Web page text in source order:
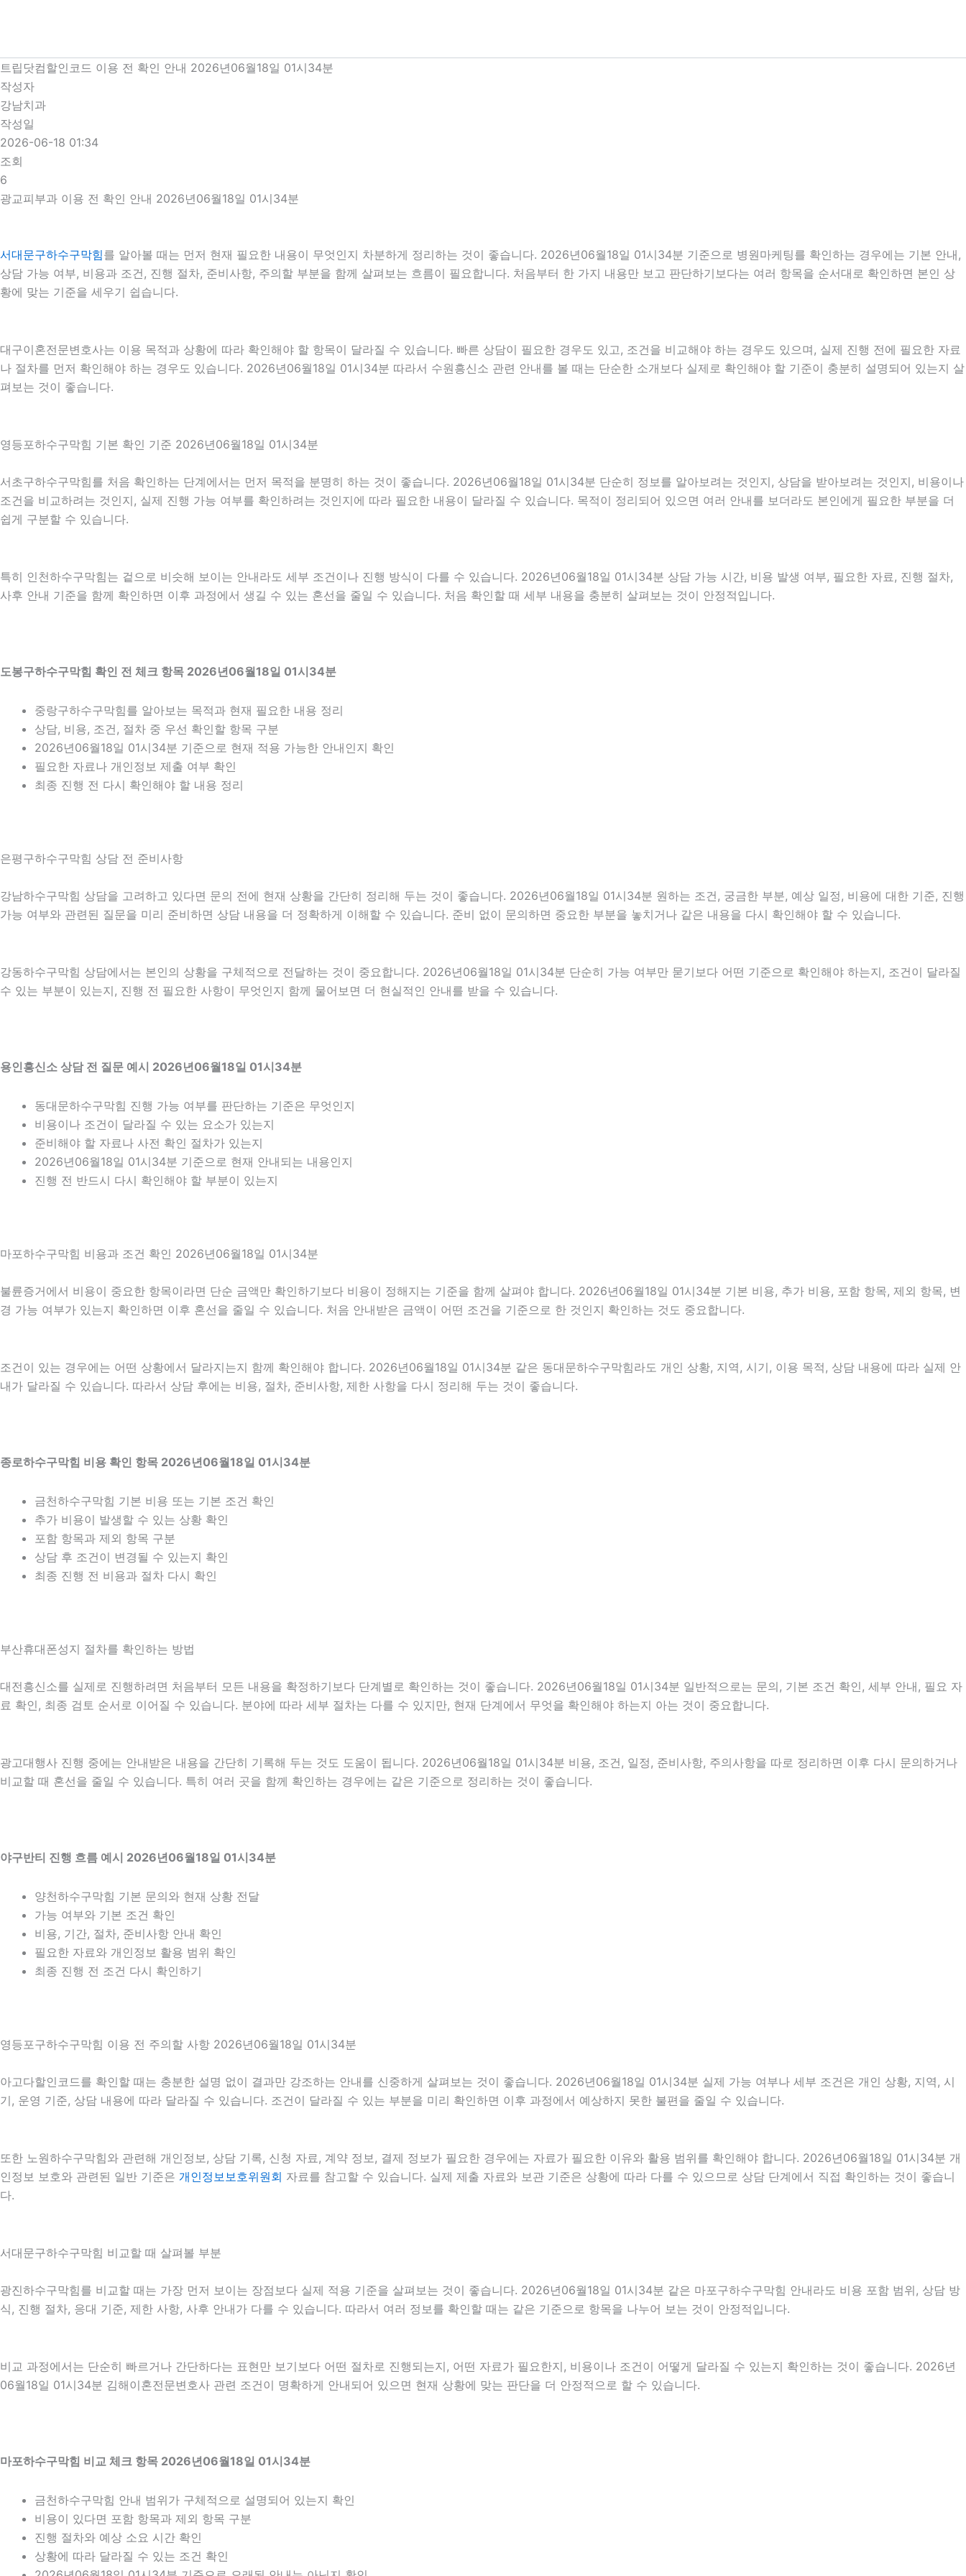
로
건
너
뛰
기
트립닷컴할인코드 이용 전 확인 안내 2026년06월18일 01시34분
작성자
강남치과
작성일
2026-06-18 01:34
조회
6
광교피부과 이용 전 확인 안내 2026년06월18일 01시34분
서대문구하수구막힘를 알아볼 때는 먼저 현재 필요한 내용이 무엇인지 차분하게 정리하는 것이 좋습니다. 2026년06월18일 01시34분 기준으로 병원마케팅를 확인하는 경우에는 기본 안내,
상담 가능 여부, 비용과 조건, 진행 절차, 준비사항, 주의할 부분을 함께 살펴보는 흐름이 필요합니다. 처음부터 한 가지 내용만 보고 판단하기보다는 여러 항목을 순서대로 확인하면 본인 상
황에 맞는 기준을 세우기 쉽습니다.
대구이혼전문변호사는 이용 목적과 상황에 따라 확인해야 할 항목이 달라질 수 있습니다. 빠른 상담이 필요한 경우도 있고, 조건을 비교해야 하는 경우도 있으며, 실제 진행 전에 필요한 자료
나 절차를 먼저 확인해야 하는 경우도 있습니다. 2026년06월18일 01시34분 따라서 수원흥신소 관련 안내를 볼 때는 단순한 소개보다 실제로 확인해야 할 기준이 충분히 설명되어 있는지 살
펴보는 것이 좋습니다.
영등포하수구막힘 기본 확인 기준 2026년06월18일 01시34분
서초구하수구막힘를 처음 확인하는 단계에서는 먼저 목적을 분명히 하는 것이 좋습니다. 2026년06월18일 01시34분 단순히 정보를 알아보려는 것인지, 상담을 받아보려는 것인지, 비용이나
조건을 비교하려는 것인지, 실제 진행 가능 여부를 확인하려는 것인지에 따라 필요한 내용이 달라질 수 있습니다. 목적이 정리되어 있으면 여러 안내를 보더라도 본인에게 필요한 부분을 더
쉽게 구분할 수 있습니다.
특히 인천하수구막힘는 겉으로 비슷해 보이는 안내라도 세부 조건이나 진행 방식이 다를 수 있습니다. 2026년06월18일 01시34분 상담 가능 시간, 비용 발생 여부, 필요한 자료, 진행 절차,
사후 안내 기준을 함께 확인하면 이후 과정에서 생길 수 있는 혼선을 줄일 수 있습니다. 처음 확인할 때 세부 내용을 충분히 살펴보는 것이 안정적입니다.
도봉구하수구막힘 확인 전 체크 항목 2026년06월18일 01시34분
중랑구하수구막힘를 알아보는 목적과 현재 필요한 내용 정리
상담, 비용, 조건, 절차 중 우선 확인할 항목 구분
2026년06월18일 01시34분 기준으로 현재 적용 가능한 안내인지 확인
필요한 자료나 개인정보 제출 여부 확인
최종 진행 전 다시 확인해야 할 내용 정리
은평구하수구막힘 상담 전 준비사항
강남하수구막힘 상담을 고려하고 있다면 문의 전에 현재 상황을 간단히 정리해 두는 것이 좋습니다. 2026년06월18일 01시34분 원하는 조건, 궁금한 부분, 예상 일정, 비용에 대한 기준, 진행
가능 여부와 관련된 질문을 미리 준비하면 상담 내용을 더 정확하게 이해할 수 있습니다. 준비 없이 문의하면 중요한 부분을 놓치거나 같은 내용을 다시 확인해야 할 수 있습니다.
강동하수구막힘 상담에서는 본인의 상황을 구체적으로 전달하는 것이 중요합니다. 2026년06월18일 01시34분 단순히 가능 여부만 묻기보다 어떤 기준으로 확인해야 하는지, 조건이 달라질
수 있는 부분이 있는지, 진행 전 필요한 사항이 무엇인지 함께 물어보면 더 현실적인 안내를 받을 수 있습니다.
용인흥신소 상담 전 질문 예시 2026년06월18일 01시34분
동대문하수구막힘 진행 가능 여부를 판단하는 기준은 무엇인지
비용이나 조건이 달라질 수 있는 요소가 있는지
준비해야 할 자료나 사전 확인 절차가 있는지
2026년06월18일 01시34분 기준으로 현재 안내되는 내용인지
진행 전 반드시 다시 확인해야 할 부분이 있는지
마포하수구막힘 비용과 조건 확인 2026년06월18일 01시34분
불륜증거에서 비용이 중요한 항목이라면 단순 금액만 확인하기보다 비용이 정해지는 기준을 함께 살펴야 합니다. 2026년06월18일 01시34분 기본 비용, 추가 비용, 포함 항목, 제외 항목, 변
경 가능 여부가 있는지 확인하면 이후 혼선을 줄일 수 있습니다. 처음 안내받은 금액이 어떤 조건을 기준으로 한 것인지 확인하는 것도 중요합니다.
조건이 있는 경우에는 어떤 상황에서 달라지는지 함께 확인해야 합니다. 2026년06월18일 01시34분 같은 동대문하수구막힘라도 개인 상황, 지역, 시기, 이용 목적, 상담 내용에 따라 실제 안
내가 달라질 수 있습니다. 따라서 상담 후에는 비용, 절차, 준비사항, 제한 사항을 다시 정리해 두는 것이 좋습니다.
종로하수구막힘 비용 확인 항목 2026년06월18일 01시34분
금천하수구막힘 기본 비용 또는 기본 조건 확인
추가 비용이 발생할 수 있는 상황 확인
포함 항목과 제외 항목 구분
상담 후 조건이 변경될 수 있는지 확인
최종 진행 전 비용과 절차 다시 확인
부산휴대폰성지 절차를 확인하는 방법
대전흥신소를 실제로 진행하려면 처음부터 모든 내용을 확정하기보다 단계별로 확인하는 것이 좋습니다. 2026년06월18일 01시34분 일반적으로는 문의, 기본 조건 확인, 세부 안내, 필요 자
료 확인, 최종 검토 순서로 이어질 수 있습니다. 분야에 따라 세부 절차는 다를 수 있지만, 현재 단계에서 무엇을 확인해야 하는지 아는 것이 중요합니다.
광고대행사 진행 중에는 안내받은 내용을 간단히 기록해 두는 것도 도움이 됩니다. 2026년06월18일 01시34분 비용, 조건, 일정, 준비사항, 주의사항을 따로 정리하면 이후 다시 문의하거나
비교할 때 혼선을 줄일 수 있습니다. 특히 여러 곳을 함께 확인하는 경우에는 같은 기준으로 정리하는 것이 좋습니다.
야구반티 진행 흐름 예시 2026년06월18일 01시34분
양천하수구막힘 기본 문의와 현재 상황 전달
가능 여부와 기본 조건 확인
비용, 기간, 절차, 준비사항 안내 확인
필요한 자료와 개인정보 활용 범위 확인
최종 진행 전 조건 다시 확인하기
영등포구하수구막힘 이용 전 주의할 사항 2026년06월18일 01시34분
아고다할인코드를 확인할 때는 충분한 설명 없이 결과만 강조하는 안내를 신중하게 살펴보는 것이 좋습니다. 2026년06월18일 01시34분 실제 가능 여부나 세부 조건은 개인 상황, 지역, 시
기, 운영 기준, 상담 내용에 따라 달라질 수 있습니다. 조건이 달라질 수 있는 부분을 미리 확인하면 이후 과정에서 예상하지 못한 불편을 줄일 수 있습니다.
또한 노원하수구막힘와 관련해 개인정보, 상담 기록, 신청 자료, 계약 정보, 결제 정보가 필요한 경우에는 자료가 필요한 이유와 활용 범위를 확인해야 합니다. 2026년06월18일 01시34분 개
인정보 보호와 관련된 일반 기준은 개인정보보호위원회 자료를 참고할 수 있습니다. 실제 제출 자료와 보관 기준은 상황에 따라 다를 수 있으므로 상담 단계에서 직접 확인하는 것이 좋습니
다.
서대문구하수구막힘 비교할 때 살펴볼 부분
광진하수구막힘를 비교할 때는 가장 먼저 보이는 장점보다 실제 적용 기준을 살펴보는 것이 좋습니다. 2026년06월18일 01시34분 같은 마포구하수구막힘 안내라도 비용 포함 범위, 상담 방
식, 진행 절차, 응대 기준, 제한 사항, 사후 안내가 다를 수 있습니다. 따라서 여러 정보를 확인할 때는 같은 기준으로 항목을 나누어 보는 것이 안정적입니다.
비교 과정에서는 단순히 빠르거나 간단하다는 표현만 보기보다 어떤 절차로 진행되는지, 어떤 자료가 필요한지, 비용이나 조건이 어떻게 달라질 수 있는지 확인하는 것이 좋습니다. 2026년
06월18일 01시34분 김해이혼전문변호사 관련 조건이 명확하게 안내되어 있으면 현재 상황에 맞는 판단을 더 안정적으로 할 수 있습니다.
마포하수구막힘 비교 체크 항목 2026년06월18일 01시34분
금천하수구막힘 안내 범위가 구체적으로 설명되어 있는지 확인
비용이 있다면 포함 항목과 제외 항목 구분
진행 절차와 예상 소요 시간 확인
상황에 따라 달라질 수 있는 조건 확인